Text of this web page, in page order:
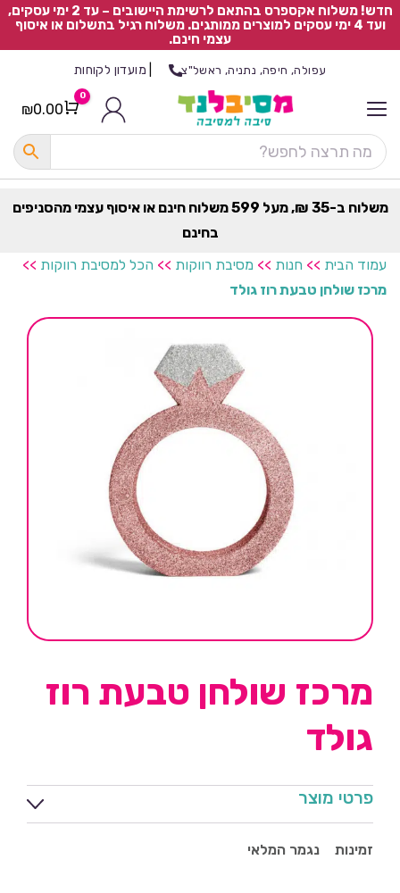
חדש! משלוח אקספרס בהתאם לרשימת היישובים – עד 2 ימי עסקים,
ועד 4 ימי עסקים למוצרים ממותגים. משלוח רגיל בתשלום או איסוף
עצמי חינם.
עפולה, חיפה, נתניה, ראשל"צ מועדון לקוחות
Cart
0
₪0.00
משלוח ב-35 ₪, מעל 599 משלוח חינם או איסוף עצמי מהסניפים
בחינם
עמוד הבית >> חנות >> מסיבת רווקות >> הכל למסיבת רווקות >>
מרכז שולחן טבעת רוז גולד
מרכז שולחן טבעת רוז
גולד
פרטי מוצר
זמינות נגמר המלאי